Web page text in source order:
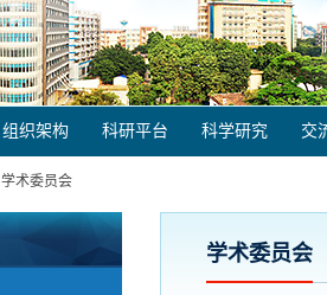
组织架构 科研平台 科学研究 交
学术委员会
学术委员会